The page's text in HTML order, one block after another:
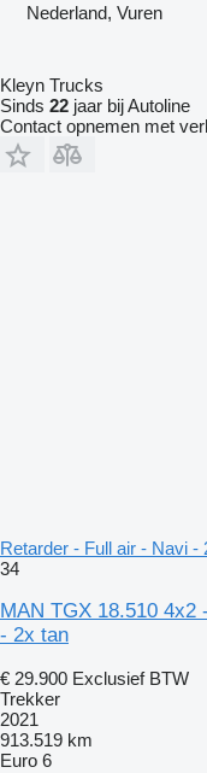
Nederland, Vuren
Kleyn Trucks
Sinds 22 jaar bij Autoline
Contact opnemen met
Retarder - Full air - Navi -
34
MAN TGX 18.510
- 2x tan
€ 29.900 Exclusief BTW
Trekker
2021
913.519 km
Euro 6